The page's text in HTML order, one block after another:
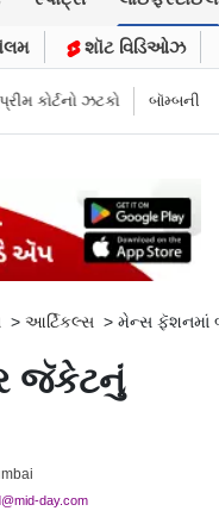
શૉટ વિડિઓઝ
મુંબઈમાં હાઈ ઍલર્ટ: શહેરની
> આર્ટિકલ્સ > મેન્સ ફૅશનમાં
જૅકેટનું
day.com